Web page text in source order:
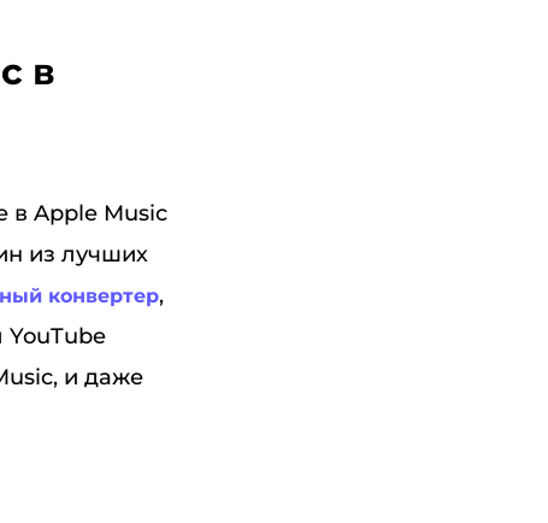
в
в Apple Music
из лучших
конвертер,
YouTube
и даже